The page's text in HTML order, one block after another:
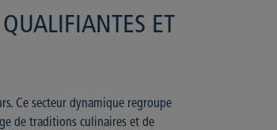
ET
Ce secteur dynamique regroupe
de traditions culinaires et de